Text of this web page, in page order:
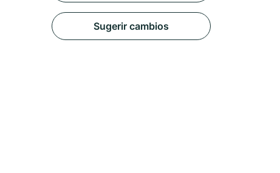
Sugerir cambios